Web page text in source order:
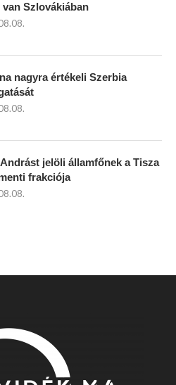
van Szlovákiában
nagyra értékeli Szerbia
jelöli államfőnek a Tisza
frakciója